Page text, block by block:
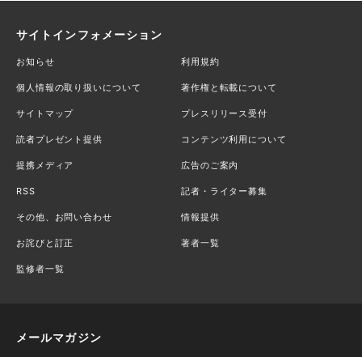
サイトインフォメーション
お知らせ 利用規約
個人情報の取り扱いについて 著作権と転載について
サイトマップ プレスリリース受付
読者プレゼント提供 コンテンツ利用について
提携メディア 広告のご案内
RSS 記者・ライター募集
その他、お問い合わせ 情報提供
お詫びと訂正 著者一覧
監修者一覧
メールマガジン